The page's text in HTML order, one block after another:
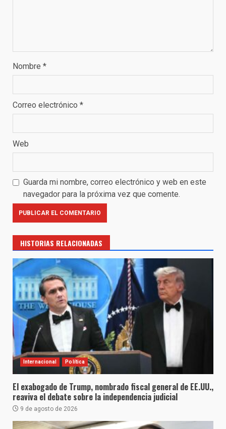
Nombre *
Correo electrónico *
Web
Guarda mi nombre, correo electrónico y web en este
navegador para la próxima vez que comente.
HISTORIAS RELACIONADAS
Internacional Política
El exabogado de Trump, nombrado fiscal general de EE.UU.,
reaviva el debate sobre la independencia judicial
9 de agosto de 2026